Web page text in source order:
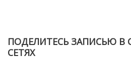
ПОДЕЛИТЕСЬ ЗАПИСЬЮ В
СЕТЯХ